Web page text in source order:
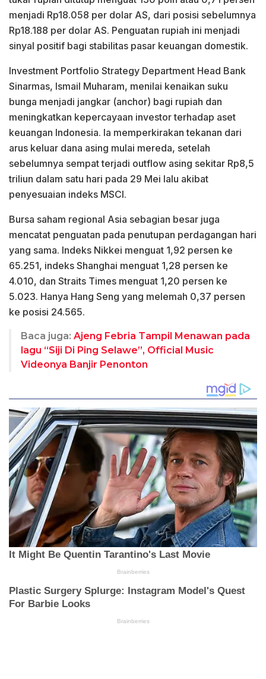
menjadi Rp18.058 per dolar AS, dari posisi sebelumnya
Rp18.188 per dolar AS. Penguatan rupiah ini menjadi
sinyal positif bagi stabilitas pasar keuangan domestik.
Investment Portfolio Strategy Department Head Bank
Sinarmas, Ismail Muharam, menilai kenaikan suku
bunga menjadi jangkar (anchor) bagi rupiah dan
meningkatkan kepercayaan investor terhadap aset
keuangan Indonesia. Ia memperkirakan tekanan dari
arus keluar dana asing mulai mereda, setelah
sebelumnya sempat terjadi outflow asing sekitar Rp8,5
triliun dalam satu hari pada 29 Mei lalu akibat
penyesuaian indeks MSCI.
Bursa saham regional Asia sebagian besar juga
mencatat penguatan pada penutupan perdagangan hari
yang sama. Indeks Nikkei menguat 1,92 persen ke
65.251, indeks Shanghai menguat 1,28 persen ke
4.010, dan Straits Times menguat 1,20 persen ke
5.023. Hanya Hang Seng yang melemah 0,37 persen
ke posisi 24.565.
Baca juga: Ajeng Febria Tampil Menawan pada
lagu “Siji Di Ping Selawe”, Official Music
Videonya Banjir Penonton